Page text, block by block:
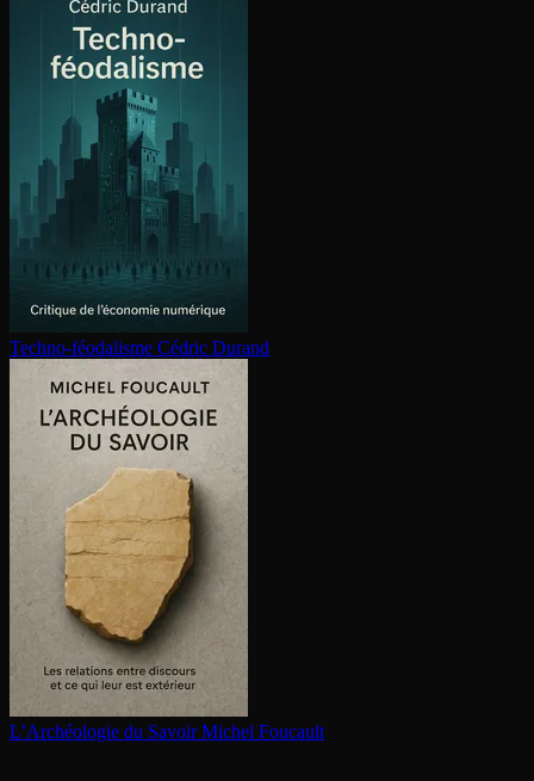
Techno-féodalisme Cédric Durand
L’Archéologie du Savoir Michel Foucault